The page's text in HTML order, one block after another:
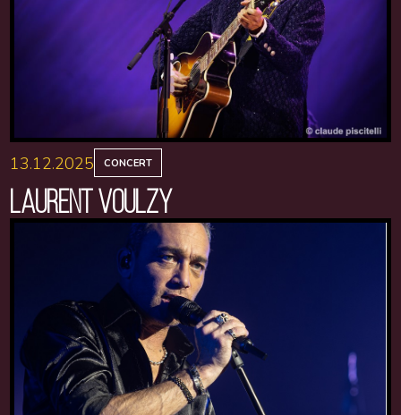
13.12.2025 CONCERT
LAURENT VOULZY